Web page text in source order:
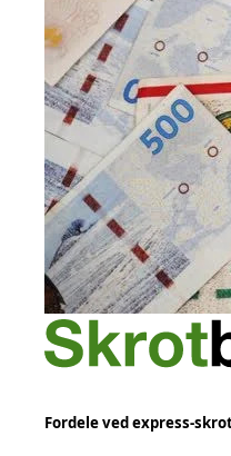
Fordele ved express-